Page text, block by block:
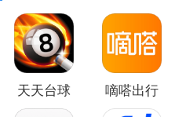
天天台球 嘀嗒出行